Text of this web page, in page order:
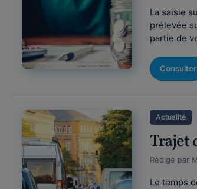
La saisie
prélevée
partie de
Consulter
Actualité
Trajet
Rédigé par
Le temps